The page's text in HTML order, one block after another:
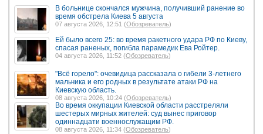
В больнице скончался мужчина, получивший ранение во
время обстрела Киева 5 августа
07 августа 2026, 12:51 (Обозреватель)
Ей было всего 25: во время ракетного удара РФ по Киеву,
спасая раненых, погибла парамедик Ева Ройтер.
04 августа 2026, 11:52 (Обозреватель)
"Всё горело": очевидица рассказала о гибели 3-летнего
мальчика и его родных в результате атаки РФ на
Киевскую область.
08 августа 2026, 10:24 (Обозреватель)
Во время оккупации Киевской области расстреляли
шестерых мирных жителей: суд вынес приговор
одиннадцати военнослужащим РФ.
08 августа 2026, 11:34 (Обозреватель)